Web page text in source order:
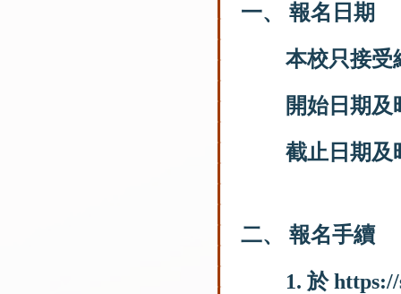
一、 報名日期
本校只接受
開始日期及
截止日期及
二、 報名手續
1. 於https://